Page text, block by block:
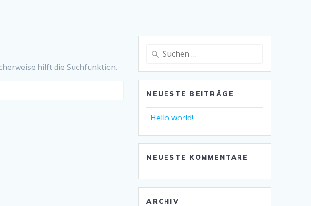
hilft die Suchfunktion.
Suche
NEUESTE BEITRÄGE
Hello world!
NEUESTE KOMMENTARE
ARCHIV